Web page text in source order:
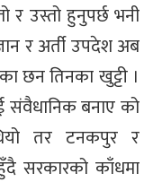
र उस्तो हुनुपर्छ भनी
र अर्ती उपदेश अब
छन तिनका खुट्टी ।
संवैधानिक बनाए को
थियो तर टनकपुर र
सरकारको काँधमा